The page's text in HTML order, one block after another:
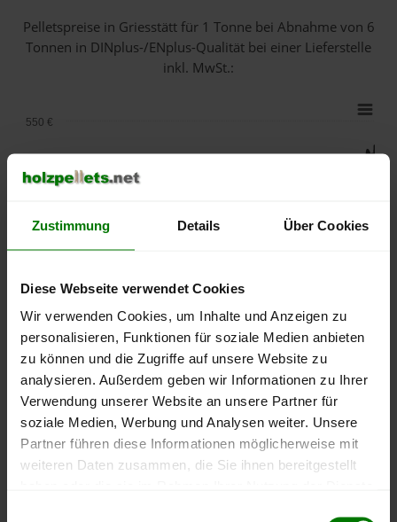
Zustimmung Details Über Cookies
Diese Webseite verwendet Cookies
Wir verwenden Cookies, um Inhalte und Anzeigen zu
personalisieren, Funktionen für soziale Medien anbieten
zu können und die Zugriffe auf unsere Website zu
analysieren. Außerdem geben wir Informationen zu Ihrer
Verwendung unserer Website an unsere Partner für
soziale Medien, Werbung und Analysen weiter. Unsere
Partner führen diese Informationen möglicherweise mit
weiteren Daten zusammen, die Sie ihnen bereitgestellt
Pelletspreise in Griesstätt für 1 Tonne bei Abnahmevon 6
Tonnen in DINplus-/ENplus-Qualität bei einer Lieferstelle
inkl. MwSt.:
lose Ware Sackware
September
Januar
Mai
250 €
350 €
550 €
Die aktuelle Preisentwicklung für Holzpellets in Deutschland
können Sie jederzeit auf unsererPelletspreise-Seite